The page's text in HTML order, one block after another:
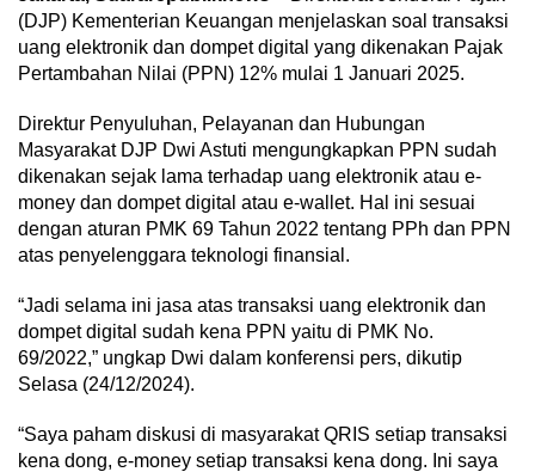
(DJP) Kementerian Keuangan menjelaskan soal transaksi
uang elektronik dan dompet digital yang dikenakan Pajak
Pertambahan Nilai (PPN) 12% mulai 1 Januari 2025.
Direktur Penyuluhan, Pelayanan dan Hubungan
Masyarakat DJP Dwi Astuti mengungkapkan PPN sudah
dikenakan sejak lama terhadap uang elektronik atau e-
money dan dompet digital atau e-wallet. Hal ini sesuai
dengan aturan PMK 69 Tahun 2022 tentang PPh dan PPN
atas penyelenggara teknologi finansial.
“Jadi selama ini jasa atas transaksi uang elektronik dan
dompet digital sudah kena PPN yaitu di PMK No.
69/2022,” ungkap Dwi dalam konferensi pers, dikutip
Selasa (24/12/2024).
“Saya paham diskusi di masyarakat QRIS setiap transaksi
kena dong, e-money setiap transaksi kena dong. Ini saya